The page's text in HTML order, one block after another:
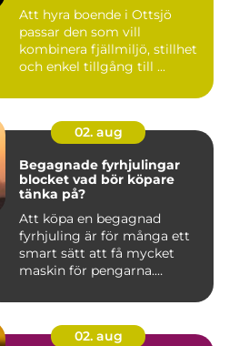
Att hyra boende i Ottsjö
passar den som vill
kombinera fjällmiljö, stillhet
och enkel tillgång till ...
02. aug
Begagnade fyrhjulingar
blocket vad bör köpare
tänka på?
Att köpa en begagnad
fyrhjuling är för många ett
smart sätt att få mycket
maskin för pengarna.
02. aug